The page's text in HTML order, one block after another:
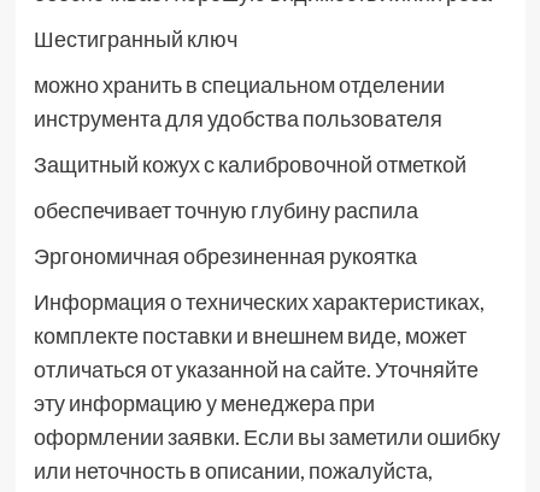
Шестигранный ключ
можно хранить в специальном отделении
инструмента для удобства пользователя
Защитный кожух с калибровочной отметкой
обеспечивает точную глубину распила
Эргономичная обрезиненная рукоятка
Информация о технических характеристиках,
комплекте поставки и внешнем виде, может
отличаться от указанной на сайте. Уточняйте
эту информацию у менеджера при
оформлении заявки. Если вы заметили ошибку
или неточность в описании, пожалуйста,